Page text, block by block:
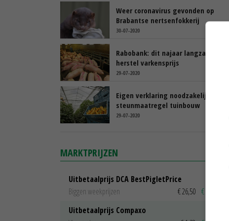
Weer coronavirus gevonden op
Brabantse nertsenfokkerij
30-07-2020
Rabobank: dit najaar langzaam
herstel varkensprijs
29-07-2020
Eigen verklaring noodzakelijk bij
steunmaatregel tuinbouw
29-07-2020
MARKTPRIJZEN
Uitbetaalprijs DCA BestPigletPrice
Biggen weekprijzen
€ 26,50 € 0,50
Uitbetaalprijs Compaxo